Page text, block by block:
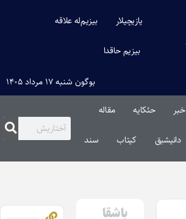
یازیچیلار بیزیم‌له علاقه
بیزیم حاقدا
بوگون شنبه ۱۷ مرداد ۱۴۰۵
خبر حئکایه مقاله‌
دانیشیق کیتاب سند
باشقا